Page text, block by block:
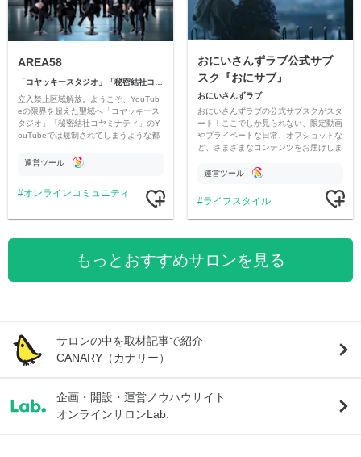
AREA58
「コヤッキースタジオ」「秘密結社コヤミナティ」
立入禁止区域解放。ようこそ、YouTub
eの限界を超えた聖域へ「コヤッキース
タジオ」「秘密結社コヤミナティ」のY
ouTubeでは規制されてしまうような都
公開。
運営ツール
オンラインコミュニティ
おにいさんずラブ公式サブ
スク『おにサブ』
おにいさんずラブ
おにいさんずラブの公式サブスクがスタ
ート！ここでしか見られない、限定動画
やプライベートな日常、オフショットな
ど、さまざまなコンテンツをお届けしま
運営ツール
ライフスタイル
もっとおすすめサロンを見る
サロンの中を取材記事で紹介
CANARY（カナリー）
企画・開設・運営ノウハウサイト
オンラインサロンLab.